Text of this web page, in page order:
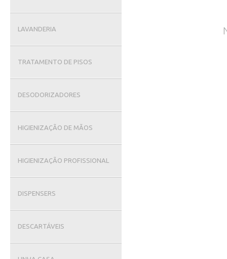
LAVANDERIA
TRATAMENTO DE PISOS
DESODORIZADORES
HIGIENIZAÇÃO DE MÃOS
HIGIENIZAÇÃO PROFISSIONAL
DISPENSERS
DESCARTÁVEIS